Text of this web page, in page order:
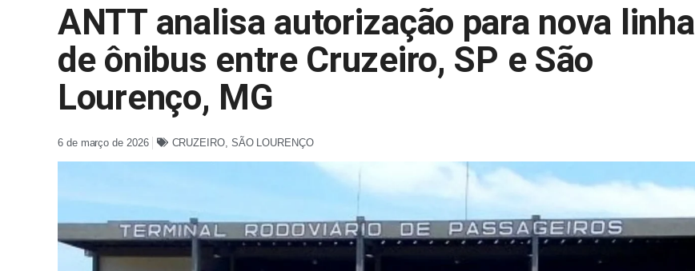
ANTT analisa autorização para nova linha
de ônibus entre Cruzeiro, SP e São
Lourenço, MG
6 de março de 2026 CRUZEIRO, SÃO LOURENÇO